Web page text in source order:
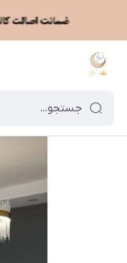
ماه نو / فهرست محصولات